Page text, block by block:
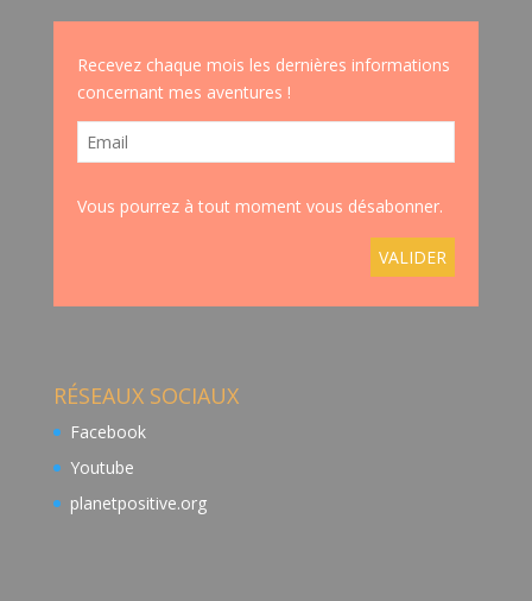
Recevez chaque mois les dernières informations
concernant mes aventures !
Vous pourrez à tout moment vous désabonner.
RÉSEAUX SOCIAUX
Facebook
Youtube
planetpositive.org